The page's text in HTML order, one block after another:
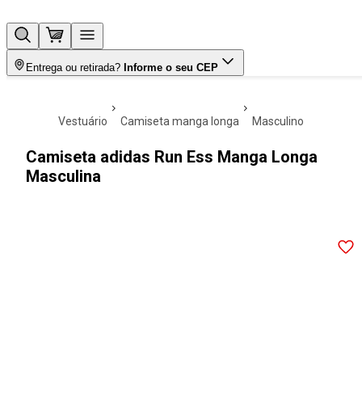
Entrega ou retirada? Informe o seu CEP
vestuário camiseta manga longa masculino
Camiseta adidas Run Ess Manga Longa
Masculina